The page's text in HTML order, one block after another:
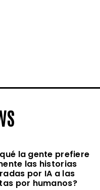
la gente prefiere
las historias
por IA a las
por humanos?